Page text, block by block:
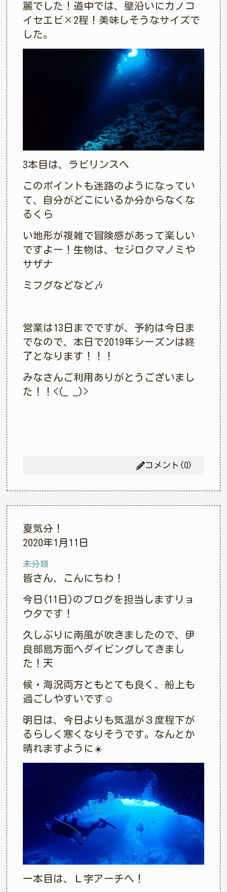
麗でした！道中では、壁沿いにカノコ
イセエビ×2程！美味しそうなサイズで
した。
3本目は、ラビリンスへ
このポイントも迷路のようになってい
て、自分がどこにいるか分からなくな
るくら
い地形が複雑で冒険感があって楽しい
ですよー！生物は、セジロクマノミや
サザナ
ミフグなどなど🎶
営業は13日までですが、予約は今日ま
でなので、本日で2019年シーズンは終
了となります！！！
みなさんご利用ありがとうございまし
た！！<(_ _)>
コメント(0)
夏気分！
2020年1月11日
未分類
皆さん、こんにちわ！
今日(11日)のブログを担当しますリョ
ウタです！
久しぶりに南風が吹きましたので、伊
良部島方面へダイビングしてきまし
た！天
候・海況両方ともとても良く、船上も
過ごしやすいです☺︎
明日は、今日よりも気温が３度程下が
るらしく寒くなりそうです。なんとか
晴れますように☀️
一本目は、Ｌ字アーチへ！